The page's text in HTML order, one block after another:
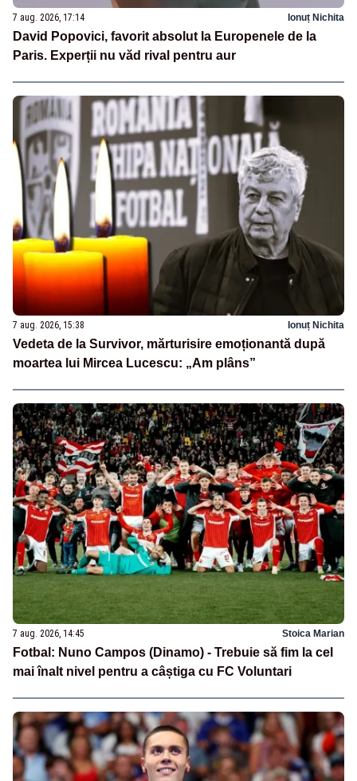
7 aug. 2026, 17:14 Ionuț Nichita
David Popovici, favorit absolut la Europenele de la
Paris. Experții nu văd rival pentru aur
7 aug. 2026, 15:38 Ionuț Nichita
Vedeta de la Survivor, mărturisire emoționantă după
moartea lui Mircea Lucescu: „Am plâns”
7 aug. 2026, 14:45 Stoica Marian
Fotbal: Nuno Campos (Dinamo) - Trebuie să fim la cel
mai înalt nivel pentru a câștiga cu FC Voluntari